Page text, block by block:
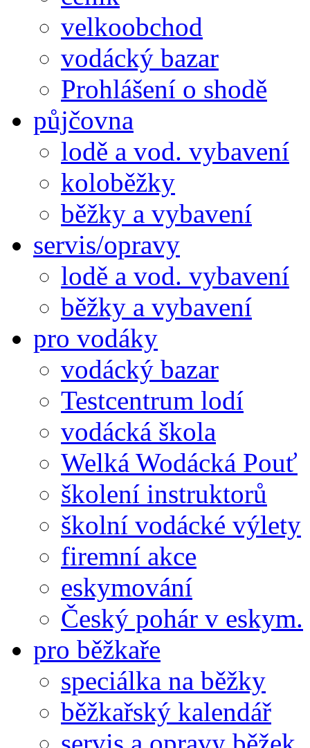
velkoobchod
vodácký bazar
Prohlášení o shodě
půjčovna
lodě a vod. vybavení
koloběžky
běžky a vybavení
servis/opravy
lodě a vod. vybavení
běžky a vybavení
pro vodáky
vodácký bazar
Testcentrum lodí
vodácká škola
Welká Wodácká Pouť
školení instruktorů
školní vodácké výlety
firemní akce
eskymování
Český pohár v eskym.
pro běžkaře
speciálka na běžky
běžkařský kalendář